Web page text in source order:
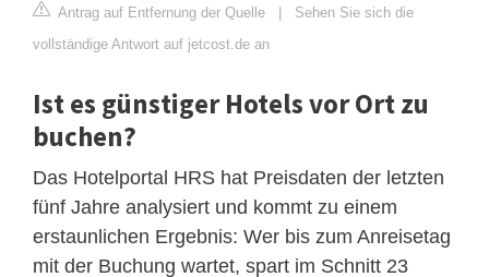
Antrag auf Entfernung der Quelle | Sehen Sie sich die
vollständige Antwort auf jetcost.de an
Ist es günstiger Hotels vor Ort zu
buchen?
Das Hotelportal HRS hat Preisdaten der letzten
fünf Jahre analysiert und kommt zu einem
erstaunlichen Ergebnis: Wer bis zum Anreisetag
mit der Buchung wartet, spart im Schnitt 23